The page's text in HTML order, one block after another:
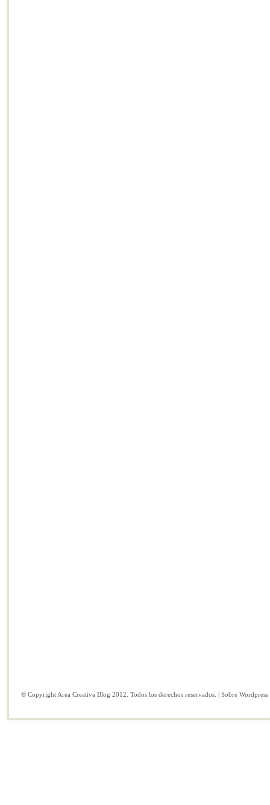
© Copyright Area Creativa Blog 2012. Todos los derechos reservados. | Sobre Wordpress